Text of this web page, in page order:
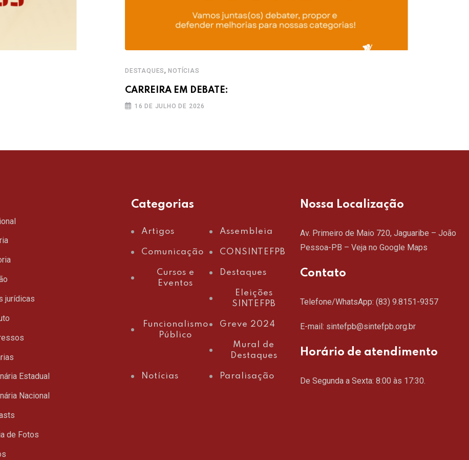
DESTAQUES,NOTÍCIAS
CARREIRA EM DEBATE:
16 DE JULHO DE 2026
jurídicas
Estadual
Nacional
de Fotos
Categorias
Artigos Assembleia
Comunicação CONSINTEFPB
Cursos e
Eventos
Destaques
Eleições
SINTEFPB
Funcionalismo
Público
Greve 2024
Mural de
Destaques
Notícias Paralisação
Nossa Localização
Av. Primeiro de Maio 720, Jaguaribe – João
Pessoa-PB – Veja no Google Maps
Contato
Telefone/WhatsApp: (83) 9.8151-9357
E-mail: sintefpb@sintefpb.org.br
Horário de atendimento
De Segunda a Sexta: 8:00 às 17:30.